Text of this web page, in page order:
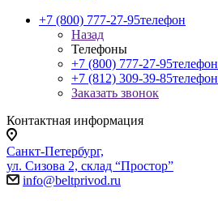
+7 (800) 777-27-95телефон
Назад
Телефоны
+7 (800) 777-27-95телефон
+7 (812) 309-39-85телефон
Заказать звонок
Контактная информация
Санкт-Петербург,
ул. Сизова 2, склад “Простор”
info@beltprivod.ru